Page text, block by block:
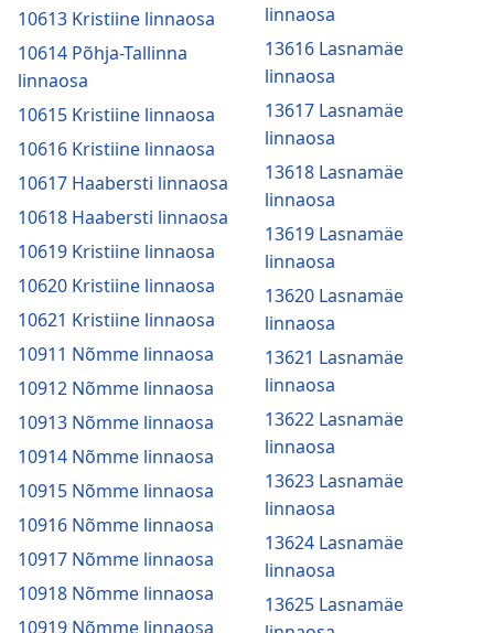
10613 Kristiine linnaosa
10614 Põhja-Tallinna
linnaosa
10615 Kristiine linnaosa
10616 Kristiine linnaosa
10617 Haabersti linnaosa
10618 Haabersti linnaosa
10619 Kristiine linnaosa
10620 Kristiine linnaosa
10621 Kristiine linnaosa
10911 Nõmme linnaosa
10912 Nõmme linnaosa
10913 Nõmme linnaosa
10914 Nõmme linnaosa
10915 Nõmme linnaosa
10916 Nõmme linnaosa
10917 Nõmme linnaosa
10918 Nõmme linnaosa
10919 Nõmme linnaosa
linnaosa
13616 Lasnamäe
linnaosa
13617 Lasnamäe
linnaosa
13618 Lasnamäe
linnaosa
13619 Lasnamäe
linnaosa
13620 Lasnamäe
linnaosa
13621 Lasnamäe
linnaosa
13622 Lasnamäe
linnaosa
13623 Lasnamäe
linnaosa
13624 Lasnamäe
linnaosa
13625 Lasnamäe